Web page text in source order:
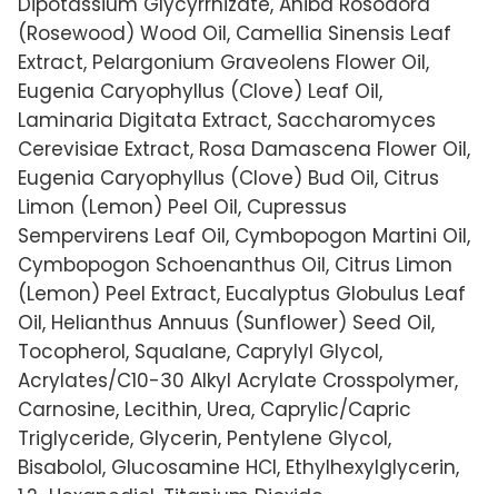
(Rosewood) Wood Oil, Camellia Sinensis Leaf
Extract, Pelargonium Graveolens Flower Oil,
Eugenia Caryophyllus (Clove) Leaf Oil,
Laminaria Digitata Extract, Saccharomyces
Cerevisiae Extract, Rosa Damascena Flower Oil,
Eugenia Caryophyllus (Clove) Bud Oil, Citrus
Limon (Lemon) Peel Oil, Cupressus
Sempervirens Leaf Oil, Cymbopogon Martini Oil,
Cymbopogon Schoenanthus Oil, Citrus Limon
(Lemon) Peel Extract, Eucalyptus Globulus Leaf
Oil, Helianthus Annuus (Sunflower) Seed Oil,
Tocopherol, Squalane, Caprylyl Glycol,
Acrylates/C10-30 Alkyl Acrylate Crosspolymer,
Carnosine, Lecithin, Urea, Caprylic/Capric
Triglyceride, Glycerin, Pentylene Glycol,
Bisabolol, Glucosamine HCl, Ethylhexylglycerin,